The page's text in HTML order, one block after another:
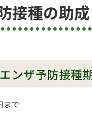
種の助成
ンザ予防接種
まで